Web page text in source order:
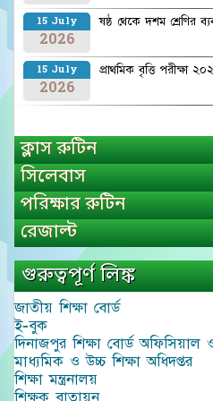
15 July
2026
ষষ্ঠ থেকে দশম শ্রেণির
15 July
2026
প্রাথমিক বৃত্তি পরীক্ষা
ক্লাস রুটিন
সিলেবাস
পরিক্ষার রুটিন
রেজাল্ট
গুরুত্বপূর্ণ লিঙ্ক
জাতীয় শিক্ষা বোর্ড
ই-বুক
দিনাজপুর শিক্ষা বোর্ড অফিসিয়াল
মাধ্যমিক ও উচ্চ শিক্ষা অধিদপ্তর
শিক্ষা মন্ত্রনালয়